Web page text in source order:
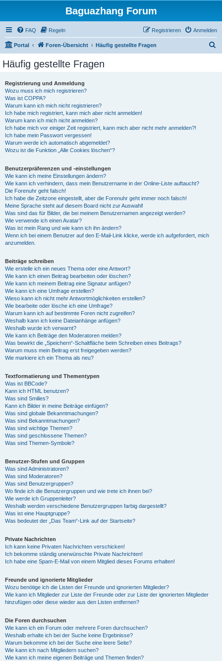
Baguazhang Forum
FAQ Regeln Anmelden
Registrieren
Portal Foren-Übersicht Häufig gestellte Fragen
Häufig gestellte Fragen
Registrierung und Anmeldung
Wozu muss ich mich registrieren?
Was ist COPPA?
Warum kann ich mich nicht registrieren?
Ich habe mich registriert, kann mich aber nicht anmelden!
Warum kann ich mich nicht anmelden?
Ich habe mich vor einiger Zeit registriert, kann mich aber nicht mehr anmelden?!
Ich habe mein Passwort vergessen!
Warum werde ich automatisch abgemeldet?
Wozu ist die Funktion „Alle Cookies löschen“?
Benutzerpräferenzen und -einstellungen
Wie kann ich meine Einstellungen ändern?
Wie kann ich verhindern, dass mein Benutzername in der Online-Liste auftaucht?
Die Forenuhr geht falsch!
Ich habe die Zeitzone eingestellt, aber die Forenuhr geht immer noch falsch!
Meine Sprache steht auf diesem Board nicht zur Auswahl!
Was sind das für Bilder, die bei meinem Benutzernamen angezeigt werden?
Wie verwende ich einen Avatar?
Was ist mein Rang und wie kann ich ihn ändern?
Wenn ich bei einem Benutzer auf den E-Mail-Link klicke, werde ich aufgefordert, mich
anzumelden.
Beiträge schreiben
Wie erstelle ich ein neues Thema oder eine Antwort?
Wie kann ich einen Beitrag bearbeiten oder löschen?
Wie kann ich meinem Beitrag eine Signatur anfügen?
Wie kann ich eine Umfrage erstellen?
Wieso kann ich nicht mehr Antwortmöglichkeiten erstellen?
Wie bearbeite oder lösche ich eine Umfrage?
Warum kann ich auf bestimmte Foren nicht zugreifen?
Weshalb kann ich keine Dateianhänge anfügen?
Weshalb wurde ich verwarnt?
Wie kann ich Beiträge den Moderatoren melden?
Was bewirkt die „Speichern“-Schaltfläche beim Schreiben eines Beitrags?
Warum muss mein Beitrag erst freigegeben werden?
Wie markiere ich ein Thema als neu?
Textformatierung und Thementypen
Was ist BBCode?
Kann ich HTML benutzen?
Was sind Smilies?
Kann ich Bilder in meine Beiträge einfügen?
Was sind globale Bekanntmachungen?
Was sind Bekanntmachungen?
Was sind wichtige Themen?
Was sind geschlossene Themen?
Was sind Themen-Symbole?
Benutzer-Stufen und Gruppen
Was sind Administratoren?
Was sind Moderatoren?
Was sind Benutzergruppen?
Wo finde ich die Benutzergruppen und wie trete ich ihnen bei?
Wie werde ich Gruppenleiter?
Weshalb werden verschiedene Benutzergruppen farbig dargestellt?
Was ist eine Hauptgruppe?
Was bedeutet der „Das Team“-Link auf der Startseite?
Private Nachrichten
Ich kann keine Privaten Nachrichten verschicken!
Ich bekomme ständig unerwünschte Private Nachrichten!
Ich habe eine Spam-E-Mail von einem Mitglied dieses Forums erhalten!
Freunde und ignorierte Mitglieder
Wozu benötige ich die Listen der Freunde und ignorierten Mitglieder?
Wie kann ich Mitglieder zur Liste der Freunde oder zur Liste der ignorierten Mitglieder
hinzufügen oder diese wieder aus den Listen entfernen?
Die Foren durchsuchen
Wie kann ich ein Forum oder mehrere Foren durchsuchen?
Weshalb erhalte ich bei der Suche keine Ergebnisse?
Warum bekomme ich bei der Suche eine leere Seite?
Wie kann ich nach Mitgliedern suchen?
Wie kann ich meine eigenen Beiträge und Themen finden?